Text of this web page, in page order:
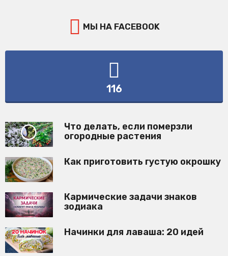
МЫ НА FACEBOOK
116
Что делать, если померзли
огородные растения
Как приготовить густую окрошку
Кармические задачи знаков
зодиака
Начинки для лаваша: 20 идей